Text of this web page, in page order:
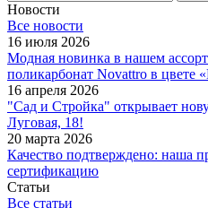
Новости
Все новости
16 июля 2026
Модная новинка в нашем
поликарбонат Novattro в цвете
16 апреля 2026
"Сад и Стройка" открывает
Луговая, 18!
20 марта 2026
Качество подтверждено: наша
сертификацию
Статьи
Все статьи